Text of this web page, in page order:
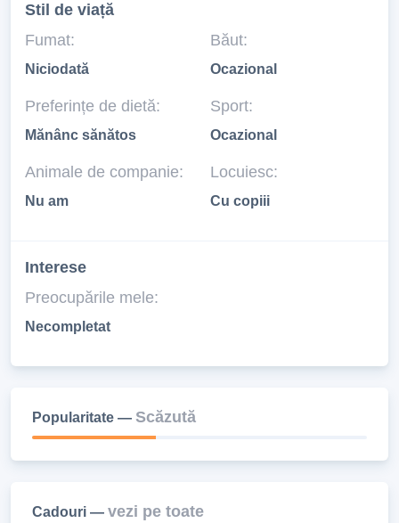
Stil de viață
Fumat:
Niciodată
Băut:
Ocazional
Preferințe de dietă:
Mănânc sănătos
Sport:
Ocazional
Animale de companie:
Nu am
Locuiesc:
Cu copiii
Interese
Preocupările mele:
Necompletat
Popularitate — Scăzută
Cadouri — vezi pe toate